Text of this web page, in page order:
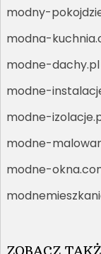
modny-
modna-
modne-dachy.pl
modne-
modne-
modne-
modne-